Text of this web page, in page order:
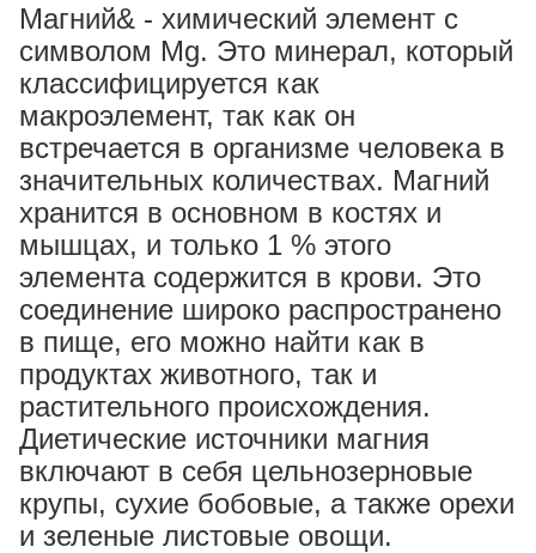
Магний& - химический элемент с
символом Mg. Это минерал, который
классифицируется как
макроэлемент, так как он
встречается в организме человека в
значительных количествах. Магний
хранится в основном в костях и
мышцах, и только 1 % этого
элемента содержится в крови. Это
соединение широко распространено
в пище, его можно найти как в
продуктах животного, так и
растительного происхождения.
Диетические источники магния
включают в себя цельнозерновые
крупы, сухие бобовые, а также орехи
и зеленые листовые овощи.